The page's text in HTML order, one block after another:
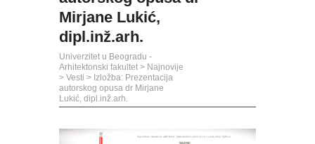
Mirjane Lukić,
dipl.inž.arh.
Univerzitet u Beogradu -
Arhitektonski fakultet > Najnovije
> Vesti > Izložba: Prezentacija
autorskog opusa dr Mirjane
Lukić, dipl.inž.arh.